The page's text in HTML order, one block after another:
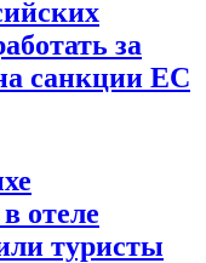
за
санкции ЕС
отеле
туристы